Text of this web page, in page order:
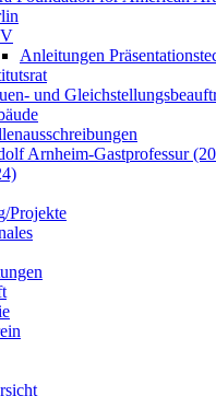
Anleitungen
und
Arnheim-Gastprofessur
Projekte